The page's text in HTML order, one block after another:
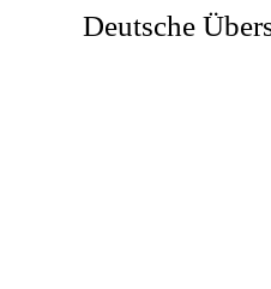
Deutsche